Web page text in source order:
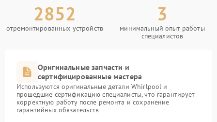
2852
отремонтированных устройств
3
минимальный опыт работы
специалистов
Оригинальные запчасти и
сертифицированные мастера
Используются оригинальные детали Whirlpool и
прошедшие сертификацию специалисты, что гарантирует
корректную работу после ремонта и сохранение
гарантийных обязательств